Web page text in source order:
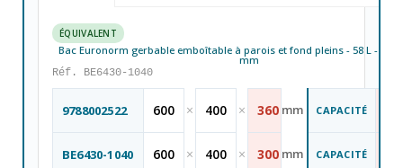
ÉQUIVALENT
Bac Euronorm gerbable emboîtable à parois et fond pleins - 58 L -
mm
Réf. BE6430-1040
9788002522 600 × 400 × 360 mm CAPACITÉ
BE6430-1040 600 × 400 × 300 mm CAPACITÉ